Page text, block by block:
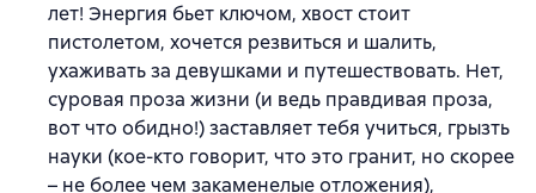
лет! Энергия бьет ключом, хвост стоит
пистолетом, хочется резвиться и шалить,
ухаживать за девушками и путешествовать. Нет,
суровая проза жизни (и ведь правдивая проза,
вот что обидно!) заставляет тебя учиться, грызть
науки (кое-кто говорит, что это гранит, но скорее
– не более чем закаменелые отложения),